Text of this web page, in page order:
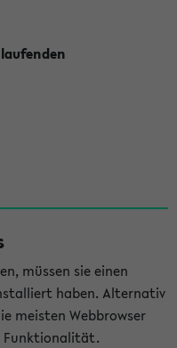
müssen sie einen
haben. Alternativ
meisten Webbrowser
Funktionalität.